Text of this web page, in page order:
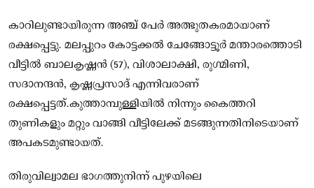
കാറിലുണ്ടായിരുന്ന അഞ്ച് പേർ അത്ഭുതകരമായാണ്
രക്ഷപ്പെട്ടു. മലപ്പുറം കോട്ടക്കൽ ചേങ്ങോട്ടൂർ മന്താരത്തൊടി
വീട്ടിൽ ബാലകൃഷ്ണൻ (57), വിശാലാക്ഷി, രുഗ്മിണി,
സദാനന്ദൻ, കൃഷ്ണപ്രസാദ്‌ എന്നിവരാണ്
രക്ഷപ്പെട്ടത്.കുത്താമ്പുള്ളിയിൽ നിന്നും കൈത്തറി
തുണികളും മറ്റും വാങ്ങി വീട്ടിലേക്ക് മടങ്ങുന്നതിനിടെയാണ്
അപകടമുണ്ടായത്.
തിരുവില്വാമല ഭാഗത്തുനിന്ന് പുഴയിലെ